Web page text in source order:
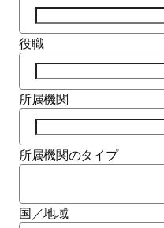
役職
所属機関
所属機関のタイプ
国／地域